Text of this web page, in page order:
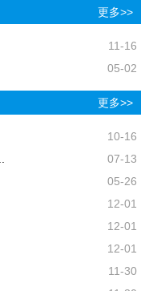
更多>>
11-16
05-02
更多>>
10-16
07-13
05-26
12-01
12-01
12-01
11-30